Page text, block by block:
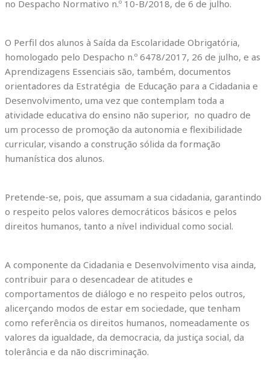
no Despacho Normativo n.º 10-B/2018, de 6 de julho.
O Perfil dos alunos à Saída da Escolaridade Obrigatória,
homologado pelo Despacho n.º 6478/2017, 26 de julho, e as
Aprendizagens Essenciais são, também, documentos
orientadores da Estratégia de Educação para a Cidadania e
Desenvolvimento, uma vez que contemplam toda a
atividade educativa do ensino não superior, no quadro de
um processo de promoção da autonomia e flexibilidade
curricular, visando a construção sólida da formação
humanística dos alunos.
Pretende-se, pois, que assumam a sua cidadania, garantindo
o respeito pelos valores democráticos básicos e pelos
direitos humanos, tanto a nível individual como social.
A componente da Cidadania e Desenvolvimento visa ainda,
contribuir para o desencadear de atitudes e
comportamentos de diálogo e no respeito pelos outros,
alicerçando modos de estar em sociedade, que tenham
como referência os direitos humanos, nomeadamente os
valores da igualdade, da democracia, da justiça social, da
tolerância e da não discriminação.